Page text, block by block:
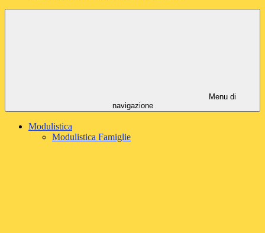
Menu di
navigazione
Modulistica
Modulistica Famiglie